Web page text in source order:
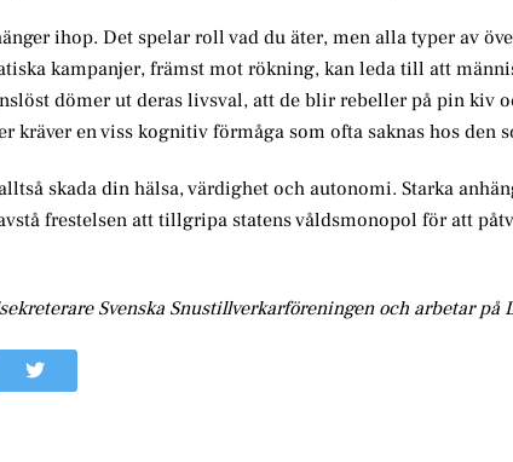
ihop. Det spelar roll vad du äter, men alla typer av
kampanjer, främst mot rökning, kan leda till att
dömer ut deras livsval, att de blir rebeller på pin kiv
kräver en viss kognitiv förmåga som ofta saknas hos den
skada din hälsa, värdighet och autonomi. Starka
frestelsen att tillgripa statens våldsmonopol för att
Svenska Snustillverkarföreningen och arbetar på